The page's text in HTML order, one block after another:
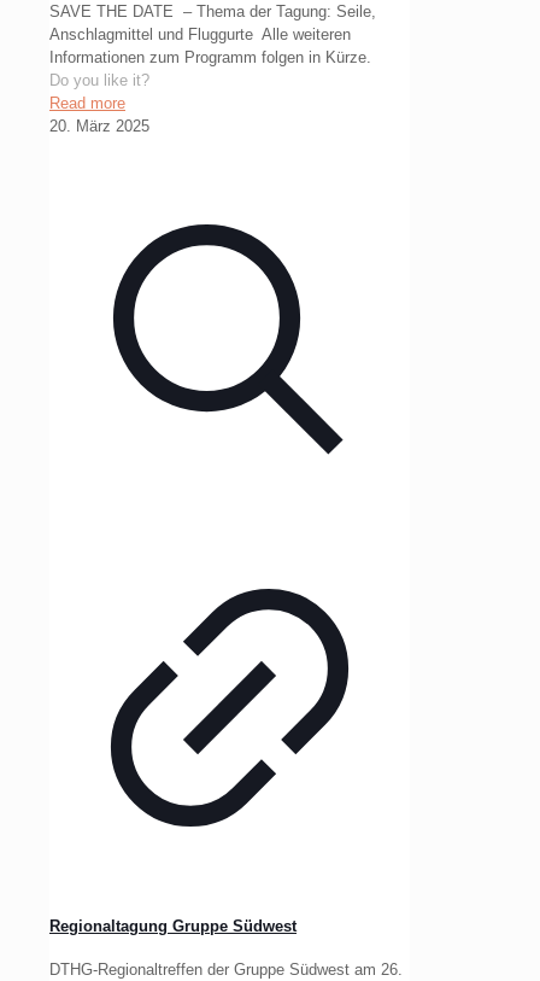
SAVE THE DATE – Thema der Tagung: Seile,
Anschlagmittel und Fluggurte Alle weiteren
Informationen zum Programm folgen in Kürze.
Do you like it?
Read more
20. März 2025
Regionaltagung Gruppe Südwest
DTHG-Regionaltreffen der Gruppe Südwest am 26.